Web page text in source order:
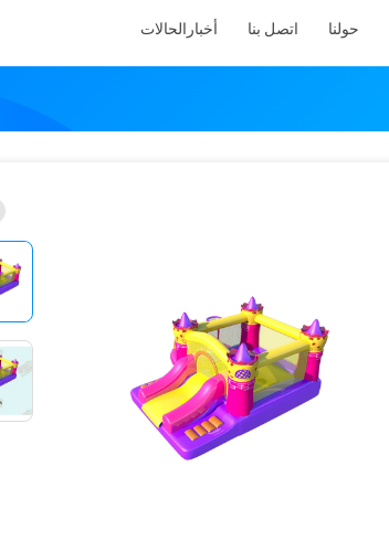
حولنا اتصل بنا أخبار الحالات